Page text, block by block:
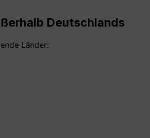
Deutschlands
Länder: